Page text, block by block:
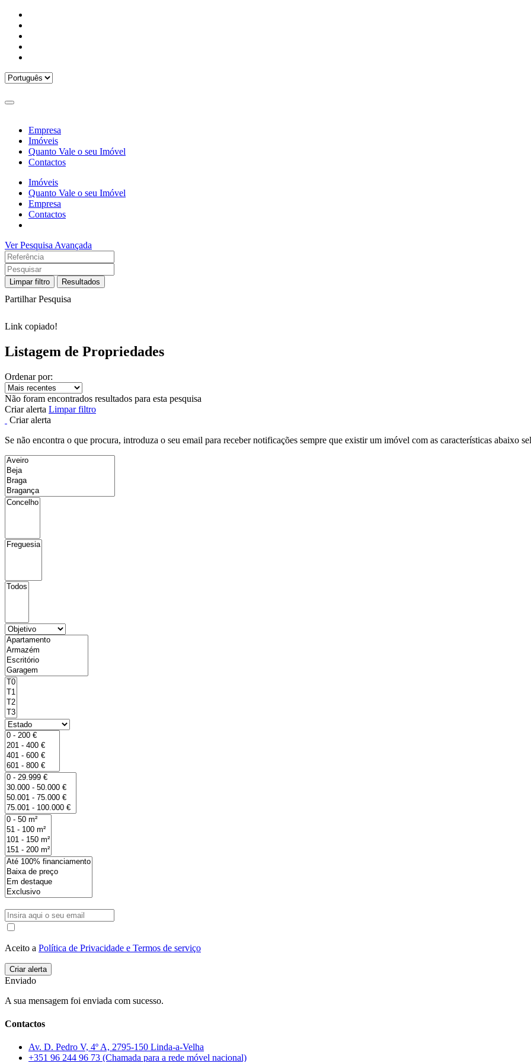
Empresa
Imóveis
Quanto Vale o seu Imóvel
Contactos
Imóveis
Quanto Vale o seu Imóvel
Empresa
Contactos
Ver Pesquisa Avançada
Limpar filtro Resultados
Partilhar Pesquisa
Link copiado!
Listagem de Propriedades
Ordenar por:
Não foram encontrados resultados para esta pesquisa
Criar alerta Limpar filtro
Criar alerta
Se não encontra o que procura, introduza o seu email para receber notificações sempre que existir um imóvel com as características abaixo
Aceito a Política de Privacidade e Termos de serviço
Enviado
A sua mensagem foi enviada com sucesso.
Contactos
Av. D. Pedro V, 4º A, 2795-150 Linda-a-Velha
+351 96 244 96 73 (Chamada para a rede móvel nacional)